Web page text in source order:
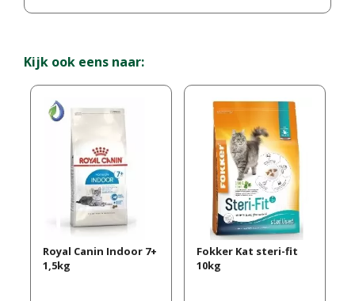
Kijk ook eens naar:
Royal Canin Indoor 7+
1,5kg
Fokker Kat steri-fit
10kg